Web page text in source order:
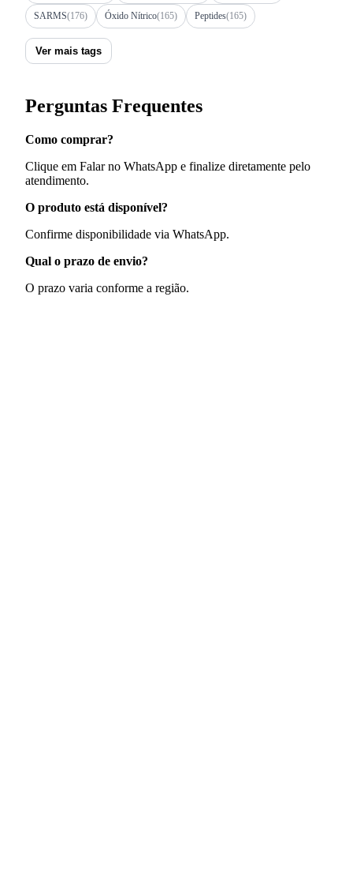
SARMS(176) Óxido Nítrico(165) Peptides(165)
Ver mais tags
Perguntas Frequentes
Como comprar?
Clique em Falar no WhatsApp e finalize diretamente pelo
atendimento.
O produto está disponível?
Confirme disponibilidade via WhatsApp.
Qual o prazo de envio?
O prazo varia conforme a região.